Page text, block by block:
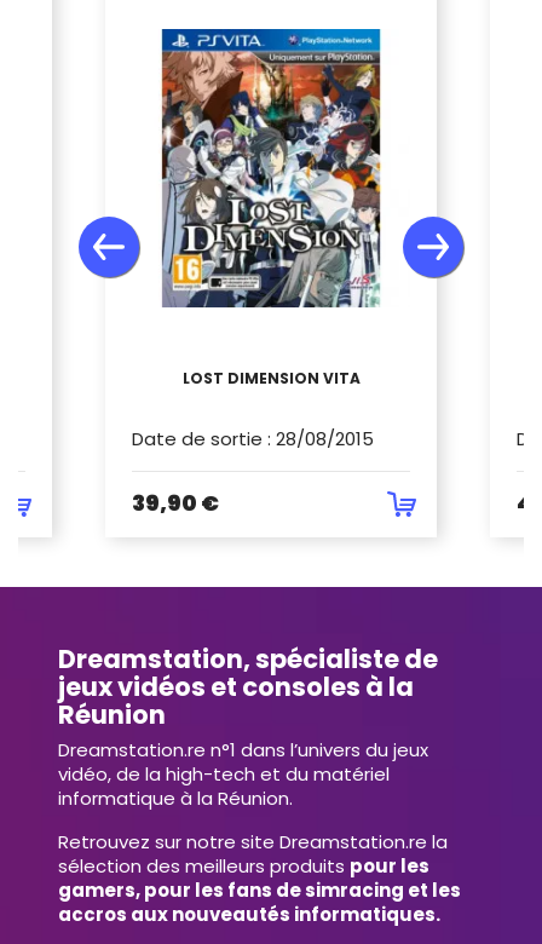
LOST DIMENSION VITA
Date de sortie : 28/08/2015
39,90 €
Dreamstation, spécialiste de
jeux vidéos et consoles à la
Réunion
Dreamstation.re n°1 dans l’univers du jeux
vidéo, de la high-tech et du matériel
informatique à la Réunion.
Retrouvez sur notre site Dreamstation.re la
sélection des meilleurs produits pour les
gamers, pour les fans de simracing et les
accros aux nouveautés informatiques.